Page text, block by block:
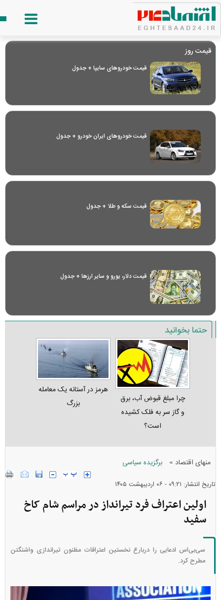
قیمت روز
قیمت خودرو‌های سایپا + جدول
قیمت خودرو‌های ایران خودرو + جدول
قیمت سکه و طلا + جدول
قیمت دلار، یورو و سایر ارز‌ها + جدول
حتما بخوانید
چرا مبلغ قبوض آب، برق
و گاز سر به فلک کشیده
است؟
هرمز در آستانه یک معامله
بزرگ
منهای اقتصاد » برگزیده سیاسی
تاریخ انتشار: ۰۹:۲۱ - ۰۶ ارديبهشت ۱۴۰۵
اولین اعتراف فرد تیرانداز در مراسم شام کاخ
سفید
سی‌بی‌اس ادعایی را دربارع نخستین اعترافات مظنون تیراندازی واشنگتن
مطرح کرد.